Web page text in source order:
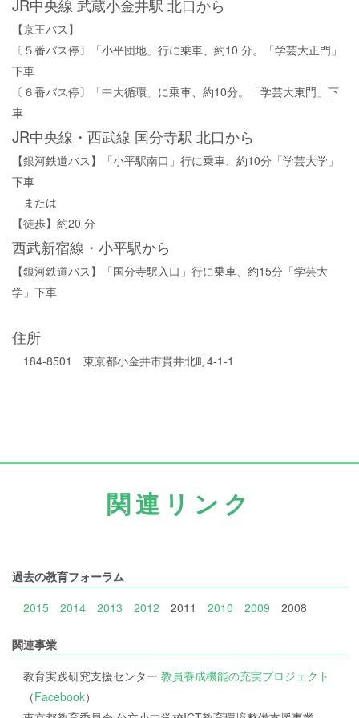
JR中央線 武蔵小金井駅 北口から
【京王バス】
〔５番バス停〕「小平団地」行に乗車、約10 分。「学芸大正門」
下車
〔６番バス停〕「中大循環」に乗車、約10分。「学芸大東門」下
車
JR中央線・西武線 国分寺駅 北口から
【銀河鉄道バス】「小平駅南口」行に乗車、約10分「学芸大学」
下車
または
【徒歩】約20 分
西武新宿線・小平駅から
【銀河鉄道バス】「国分寺駅入口」行に乗車、約15分「学芸大
学」下車
住所
184-8501 東京都小金井市貫井北町4-1-1
関連リンク
過去の教育フォーラム
2015
2014 2013 2012 2011 2010 2009 2008
関連事業
教育実践研究支援センター 教員養成機能の充実プロジェクト
（Facebook）